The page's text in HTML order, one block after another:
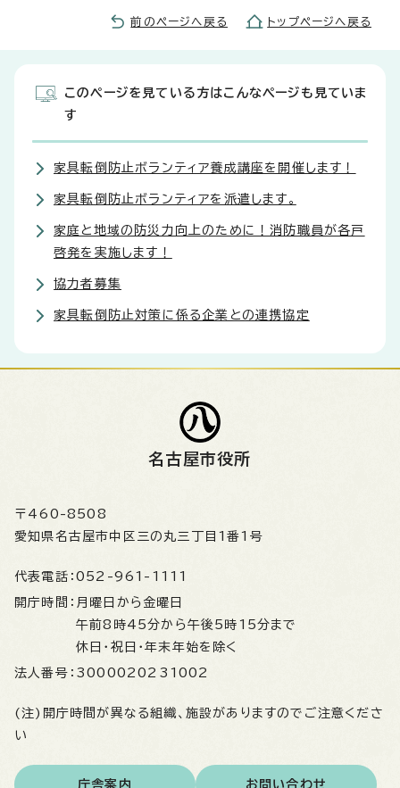
前のページへ戻る トップページへ戻る
このページを見ている方はこんなページも見ていま
す
家具転倒防止ボランティア養成講座を開催します！
家具転倒防止ボランティアを派遣します。
家庭と地域の防災力向上のために！消防職員が各戸
啓発を実施します！
協力者募集
家具転倒防止対策に係る企業との連携協定
名古屋市役所
〒460-8508
愛知県名古屋市中区三の丸三丁目1番1号
代表電話： 052-961-1111
開庁時間： 月曜日から金曜日
午前8時45分から午後5時15分まで
休日・祝日・年末年始を除く
法人番号： 3000020231002
(注)開庁時間が異なる組織、施設がありますのでご注意くださ
い
庁舎案内 お問い合わせ